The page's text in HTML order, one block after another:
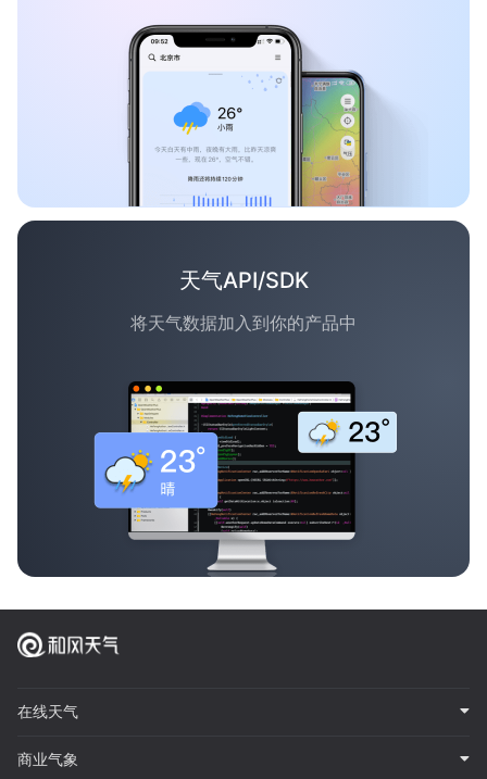
天气API/SDK
将天气数据加入到你的产品中
在线天气
商业气象